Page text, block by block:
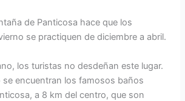
de Panticosa hace que los
se practiquen de diciembre a abril.
los turistas no desdeñan este lugar.
se encuentran los famosos baños
a 8 km del centro, que son